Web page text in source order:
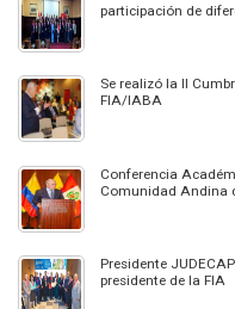
participación de
Se realizó la II
FIA/IABA
Conferencia
Comunidad Andina
Presidente
presidente de la FIA